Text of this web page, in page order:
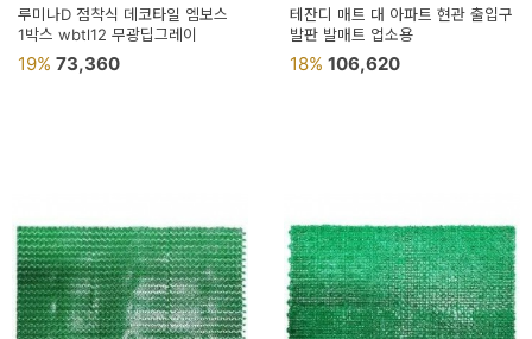
기
획
루미나D 점착식 데코타일 엠보스
1박스 wbtl12 무광딥그레이
19% 73,360
테잔디 매트 대 아파트 현관 출입구
발판 발매트 업소용
18% 106,620